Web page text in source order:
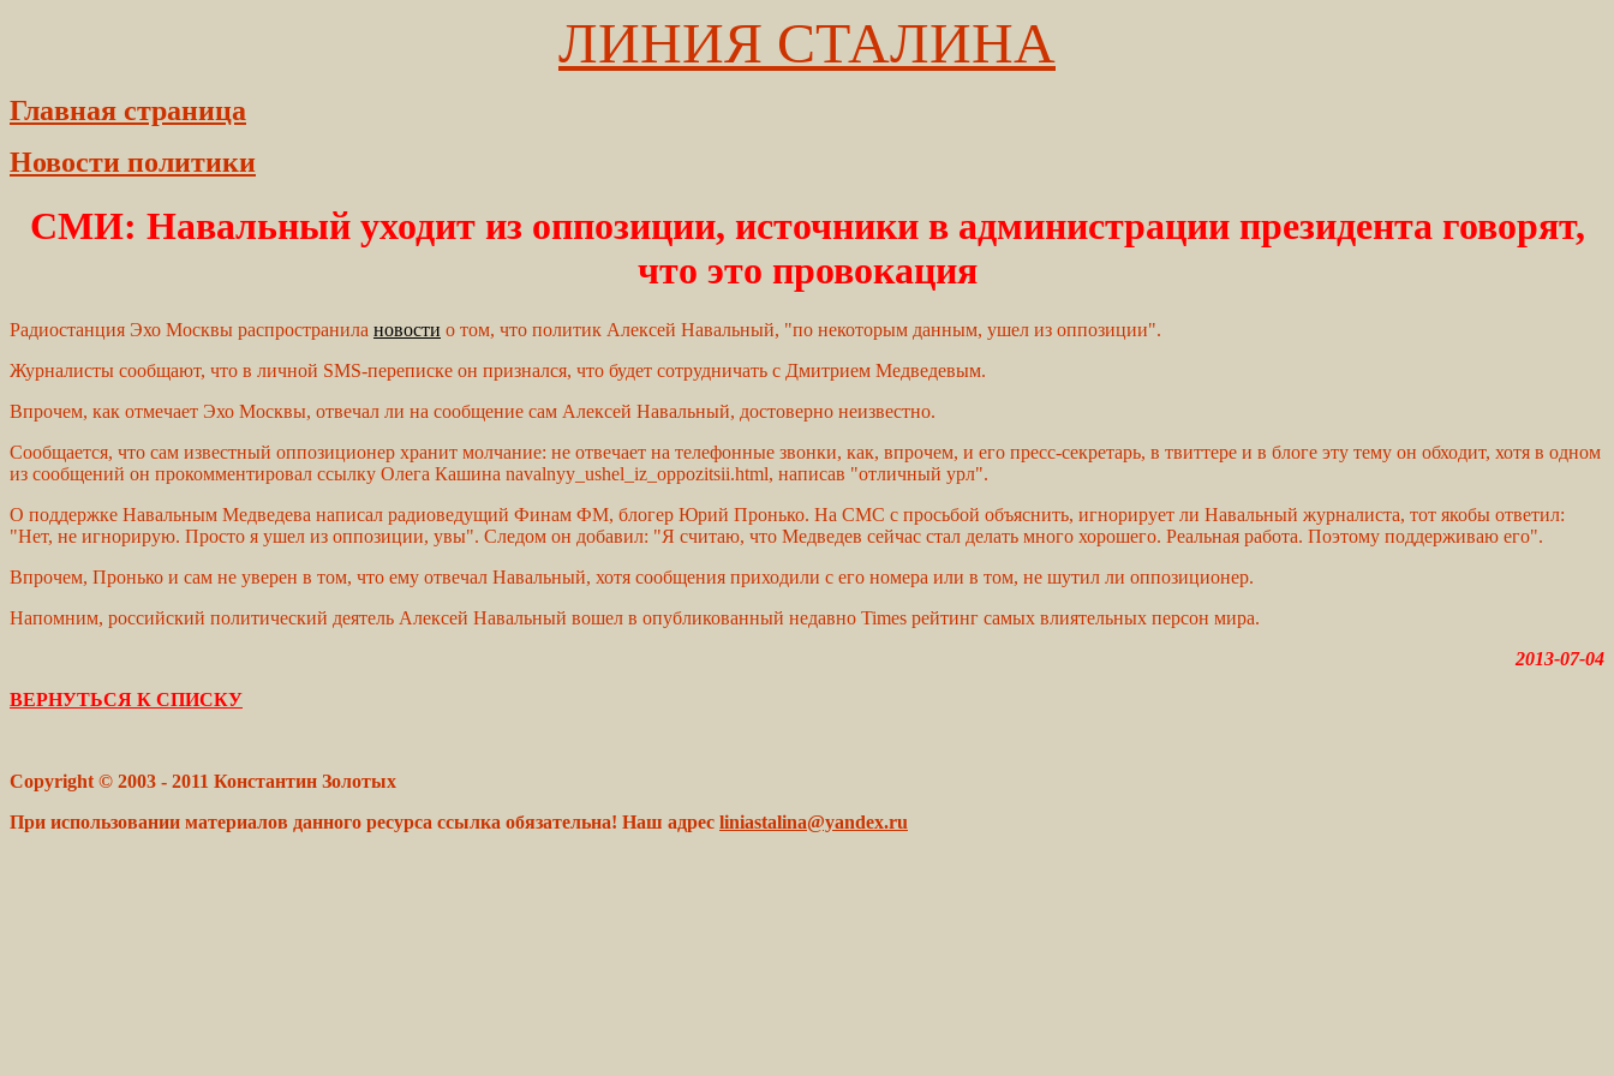
ЛИНИЯ СТАЛИНА
Главная страница
Новости политики
СМИ: Навальный уходит из оппозиции, источники в администрации президента говорят,
что это провокация
Радиостанция Эхо Москвы распространила новости о том, что политик Алексей Навальный, "по некоторым данным, ушел из оппозиции".
Журналисты сообщают, что в личной SMS-переписке он признался, что будет сотрудничать с Дмитрием Медведевым.
Впрочем, как отмечает Эхо Москвы, отвечал ли на сообщение сам Алексей Навальный, достоверно неизвестно.
Сообщается, что сам известный оппозиционер хранит молчание: не отвечает на телефонные звонки, как, впрочем, и его пресс-секретарь, в твиттере и в блоге эту тему он обходит, хотя в одном
из сообщений он прокомментировал ссылку Олега Кашина navalnyy_ushel_iz_oppozitsii.html, написав "отличный урл".
О поддержке Навальным Медведева написал радиоведущий Финам ФМ, блогер Юрий Пронько. На СМС с просьбой объяснить, игнорирует ли Навальный журналиста, тот якобы ответил:
"Нет, не игнорирую. Просто я ушел из оппозиции, увы". Следом он добавил: "Я считаю, что Медведев сейчас стал делать много хорошего. Реальная работа. Поэтому поддерживаю его".
Впрочем, Пронько и сам не уверен в том, что ему отвечал Навальный, хотя сообщения приходили с его номера или в том, не шутил ли оппозиционер.
Напомним, российский политический деятель Алексей Навальный вошел в опубликованный недавно Times рейтинг самых влиятельных персон мира.
2013-07-04
ВЕРНУТЬСЯ К СПИСКУ
Copyright © 2003 - 2011 Константин Золотых
При использовании материалов данного ресурса ссылка обязательна! Наш адрес liniastalina@yandex.ru